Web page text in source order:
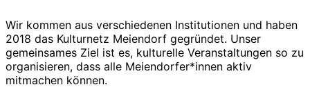
Wir kommen aus verschiedenen Institutionen und haben
2018 das Kulturnetz Meiendorf gegründet. Unser
gemeinsames Ziel ist es, kulturelle Veranstaltungen so zu
organisieren, dass alle Meiendorfer*innen aktiv
mitmachen können.